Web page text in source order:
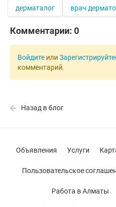
дерматалог врач
Комментарии: 0
Войдите или
комментарий.
Назад в блог
Объявления Услуги
Пользовательское
Работа в Алматы